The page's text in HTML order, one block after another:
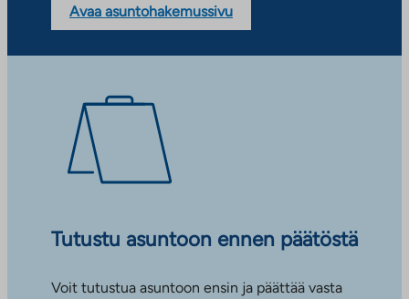
Avaa asuntohakemussivu
Tutustu asuntoon ennen päätöstä
Voit tutustua asuntoon ensin ja päättää vasta